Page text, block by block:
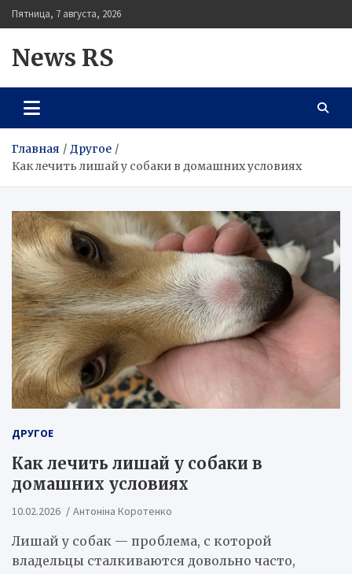
Перейти
к
Пятница, 7 августа, 2026
News RS
Главная
Другое
Как лечить лишай у собаки в домашних условиях
ДРУГОЕ
Как лечить лишай у собаки в
домашних условиях
10.02.2026 Антоніна Коротенко
Лишай у собак — проблема, с которой
владельцы сталкиваются довольно часто,